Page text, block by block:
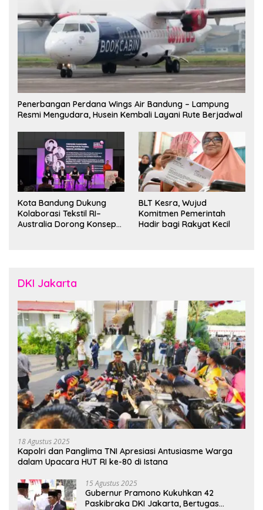
Penerbangan Perdana Wings Air Bandung – Lampung
Resmi Mengudara, Husein Kembali Layani Rute Berjadwal
Kota Bandung Dukung
Kolaborasi Tekstil RI–
Australia Dorong Konsep
BLT Kesra, Wujud
Komitmen Pemerintah
Hadir bagi Rakyat Kecil
DKI Jakarta
18 Agustus 2025
Kapolri dan Panglima TNI Apresiasi Antusiasme Warga
dalam Upacara HUT RI ke-80 di Istana
15 Agustus 2025
Gubernur Pramono Kukuhkan 42
Paskibraka DKI Jakarta, Bertugas